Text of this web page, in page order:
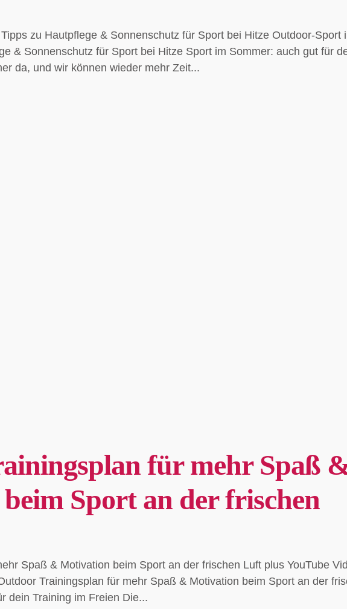
zu Hautpflege & Sonnenschutz für Sport bei Hitze Outdoor-Sport
& Sonnenschutz für Sport bei Hitze Sport im Sommer: auch gut für
da, und wir können wieder mehr Zeit...
für mehr Spaß
Sport an der frischen
Spaß & Motivation beim Sport an der frischen Luft plus YouTube
Trainingsplan für mehr Spaß & Motivation beim Sport an der
dein Training im Freien Die...